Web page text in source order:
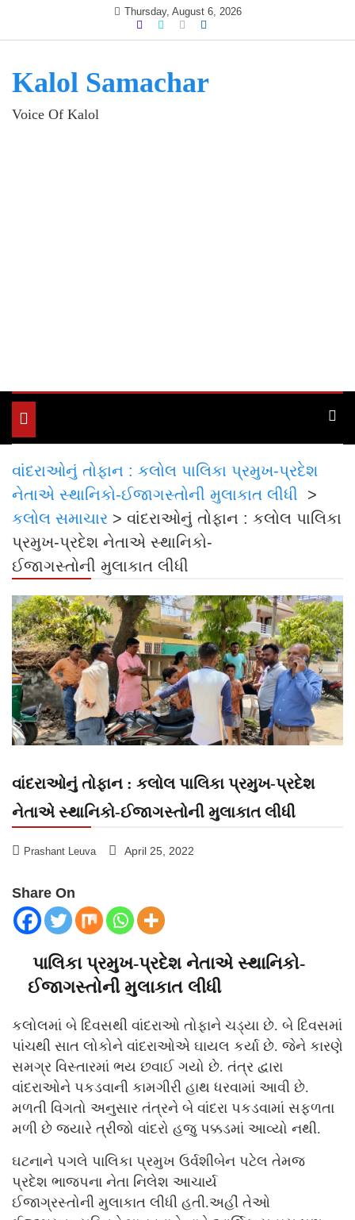
Thursday, August 6, 2026
Kalol Samachar
Voice Of Kalol
Toggle
navigation
વાંદરાઓનું તોફાન : કલોલ પાલિકા પ્રમુખ-પ્રદેશ
નેતાએ સ્થાનિકો-ઈજાગસ્તોની મુલાકાત લીધી
>
કલોલ સમાચાર > વાંદરાઓનું તોફાન : કલોલ પાલિકા
પ્રમુખ-પ્રદેશ નેતાએ સ્થાનિકો-
ઈજાગસ્તોની મુલાકાત લીધી
વાંદરાઓનું તોફાન : કલોલ પાલિકા પ્રમુખ-પ્રદેશ
નેતાએ સ્થાનિકો-ઈજાગસ્તોની મુલાકાત લીધી
Prashant Leuva April 25, 2022
Share On
પાલિકા પ્રમુખ-પ્રદેશ નેતાએ સ્થાનિકો-
ઈજાગસ્તોની મુલાકાત લીધી
કલોલમાં બે દિવસથી વાંદરાઓ તોફાને ચડ્યા છે. બે દિવસમાં
પાંચથી સાત લોકોને વાંદરાઓએ ઘાયલ કર્યા છે. જેને કારણે
સમગ્ર વિસ્તારમાં ભય છવાઈ ગયો છે. તંત્ર દ્વારા
વાંદરાઓને પકડવાની કામગીરી હાથ ધરવામાં આવી છે.
મળતી વિગતો અનુસાર તંત્રને બે વાંદરા પકડવામાં સફળતા
મળી છે જ્યારે ત્રીજો વાંદરો હજુ પક્કડમાં આવ્યો નથી.
ઘટનાને પગલે પાલિકા પ્રમુખ ઉર્વશીબેન પટેલ તેમજ
પ્રદેશ ભાજપના નેતા નિલેશ આચાર્ય
ઈજાગ્રસ્તોની મુલાકાત લીધી હતી.અહીં તેઓ